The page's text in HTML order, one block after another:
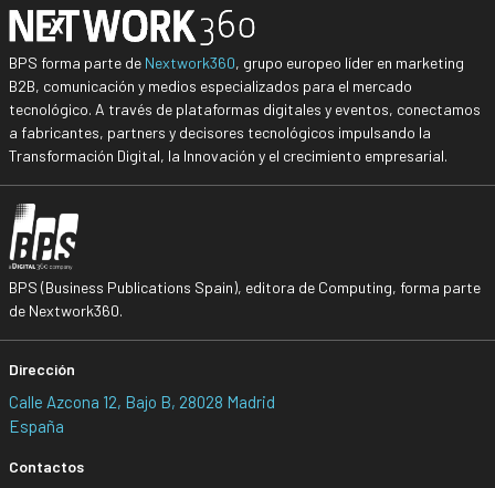
BPS forma parte de Nextwork360, grupo europeo líder en marketing
B2B, comunicación y medios especializados para el mercado
tecnológico. A través de plataformas digitales y eventos, conectamos
a fabricantes, partners y decisores tecnológicos impulsando la
Transformación Digital, la Innovación y el crecimiento empresarial.
BPS (Business Publications Spain), editora de Computing, forma parte
de Nextwork360.
Dirección
Calle Azcona 12, Bajo B, 28028 Madrid
España
Contactos